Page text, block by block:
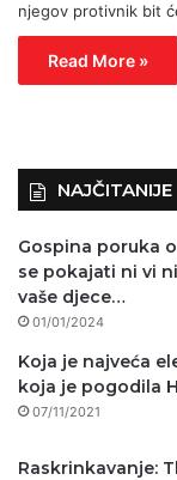
njegov protivnik bit
Read More »
NAJČITANIJE
Gospina poruka
se pokajati ni vi
vaše djece…
01/01/2024
Koja je najveća
koja je pogodila
07/11/2021
Raskrinkavanje: